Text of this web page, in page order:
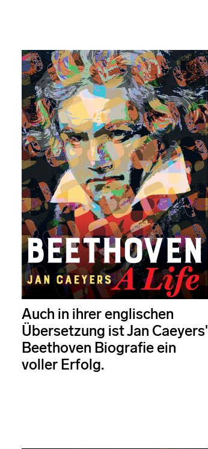
Auch in ihrer englischen
Übersetzung ist Jan Caeyers'
Beethoven Biografie ein
voller Erfolg.